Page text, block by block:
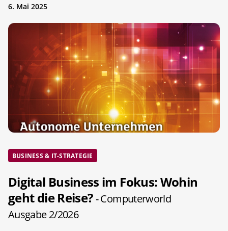
6. Mai 2025
BUSINESS & IT-STRATEGIE
Digital Business im Fokus: Wohin
geht die Reise?- Computerworld
Ausgabe 2/2026